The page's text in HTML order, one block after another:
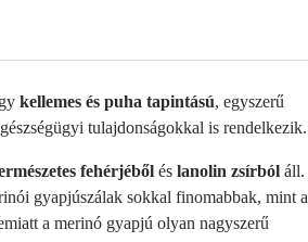
kellemes és puha tapintású, egyszerű
tulajdonságokkal is rendelkezik.
fehérjéből és lanolin zsírból áll.
gyapjúszálak sokkal finomabbak, mint a
a merinó gyapjú olyan nagyszerű